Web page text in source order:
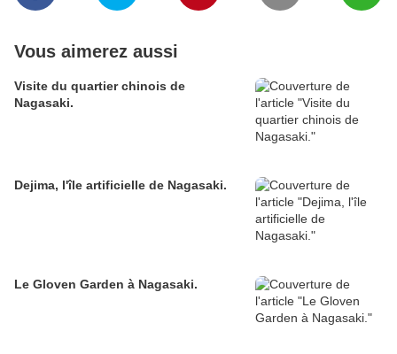
Vous aimerez aussi
Visite du quartier chinois de
Nagasaki.
Dejima, l'île artificielle de Nagasaki.
Le Gloven Garden à Nagasaki.